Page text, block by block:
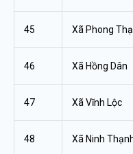
45 Xã Phong
46 Xã Hồng Dân
47 Xã Vĩnh Lộc
48 Xã Ninh